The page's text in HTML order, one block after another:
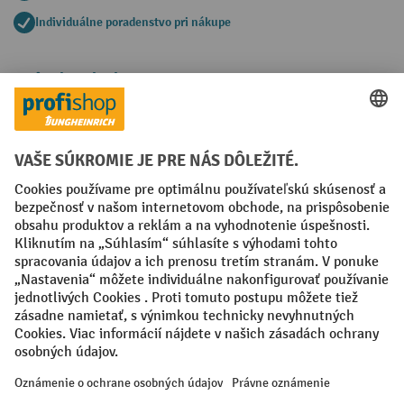
Individuálne poradenstvo pri nákupe
Spôsoby platby
Creditcard (Master)Creditcard (Visa)
Faktúra Predplatba
Sociálne siete
Facebook
YouTube
LinkedIn
Nastavenia ochrany osobných údajov
All prices excl. VAT plusshipping costsand possible delivery charges,